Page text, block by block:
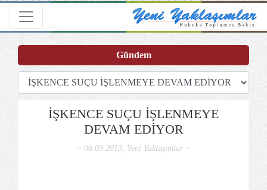
Toggle navigation
İŞKENCE SUÇU İŞLENMEYE
DEVAM EDİYOR
~ 06.09.2013, Yeni Yaklaşımlar ~
Gündem